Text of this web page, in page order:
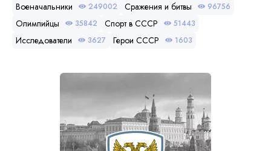
Военачальники 249002 Сражения и битвы 96756
Олимпийцы 35842 Спорт в СССР 51443
Исследователи 3627 Герои СССР 1603